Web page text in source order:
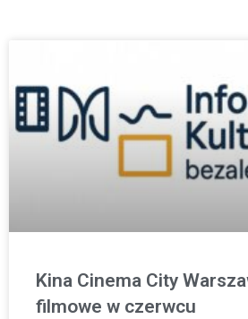
Kina Cinema City
filmowe w czerwcu